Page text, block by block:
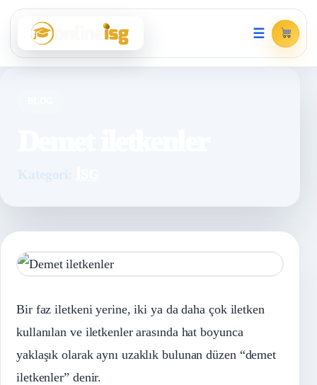
☰
Kategori:
Bir faz iletkeni yerine, iki ya da daha çok iletken
kullanılan ve iletkenler arasında hat boyunca
yaklaşık olarak aynı uzaklık bulunan düzen “demet
iletkenler” denir.